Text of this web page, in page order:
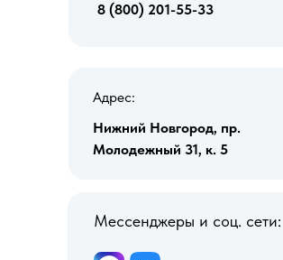
8 (800) 201-55-33
Мессенджеры и соц. сети:
Нижний Новгород, пр.
Молодежный 31, к. 5
Адрес: